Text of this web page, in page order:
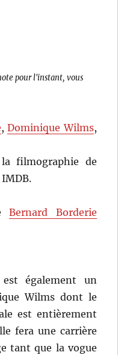
pour l'instant, vous
,Dominique Wilms,
filmographie de
Bernard Borderie
également un
Wilms dont le
est entièrement
fera une carrière
tant que la vogue